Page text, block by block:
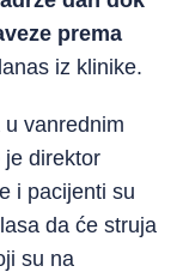
prema
iz klinike.
vanrednim
je direktor
i pacijenti su
da će struja
su na